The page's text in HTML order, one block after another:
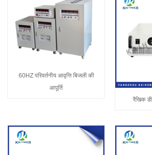
60HZ परिवर्तनीय आवृत्ति बिजली की
आपूर्ति
रैखिक